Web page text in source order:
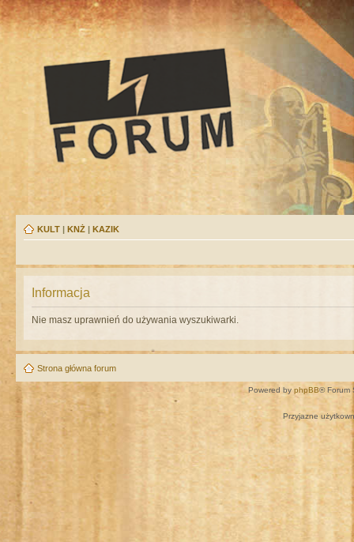
KULT | KNŻ | KAZIK
Informacja
Nie masz uprawnień do używania wyszukiwarki.
Strona główna forum
Powered by phpBB® Forum
Przyjazne